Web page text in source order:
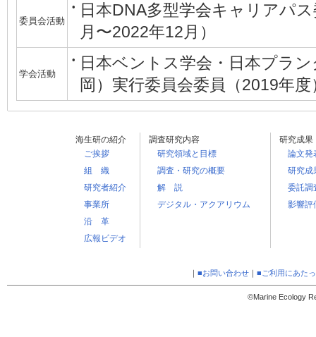
委員会活動
•
日本DNA多型学会キャリアパ
月〜2022年12月）
学会活動
•
日本ベントス学会・日本プラ
岡）実行委員会委員（2019年度
海生研の紹介 調査研究内容
研究成果
ご挨拶
研究領域と目標
論文発
組 織
調査・研究の概要
研究成
研究者紹介
解 説
委託調
事業所
デジタル・アクアリウム
影響評
沿 革
広報ビデオ
｜ ■お問い合わせ ｜ ■ご利用にあた
©Marine Ecology